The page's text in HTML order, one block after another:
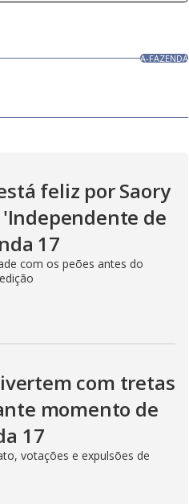
A-FAZENDA
feliz por Saory
de
17
com os peões antes do
com tretas
momento de
17
votações e expulsões de